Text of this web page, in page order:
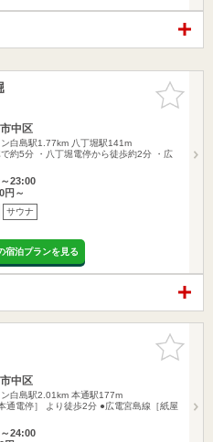
お気に入
りに追加
中区
白島駅1.77km 八丁堀駅141m
で約5分 ・八丁堀電停から徒歩約2分 ・広
23:00
円～
サウナ
宿泊プランを見る
お気に入
りに追加
中区
白島駅2.01km 本通駅177m
通電停］ より徒歩2分 ●広電宮島線［紙屋
24:00